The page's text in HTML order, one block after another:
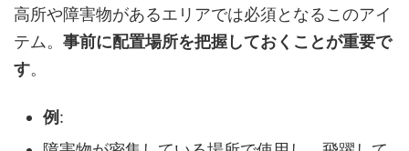
高所や障害物があるエリアでは必須となるこのアイ
テム。 事前に配置場所を把握しておくことが重要で
す。
例: